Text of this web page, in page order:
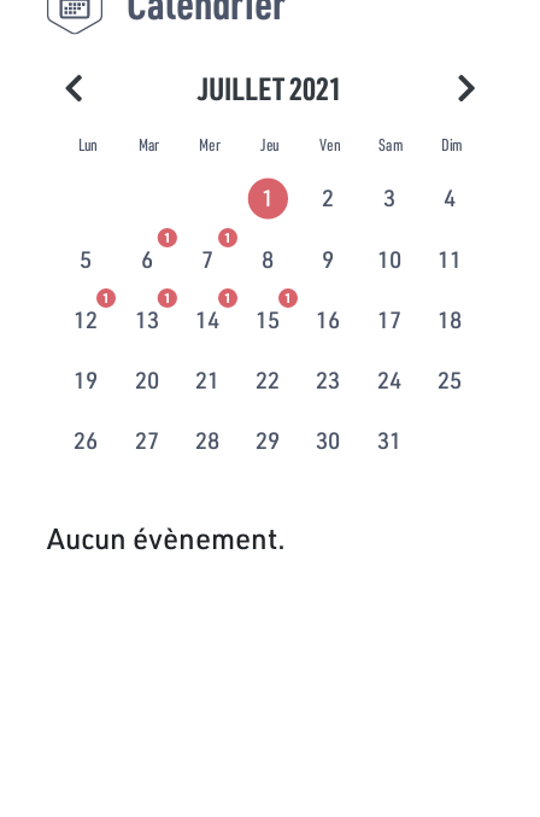
JUILLET 2021
Lun Mar Mer Jeu Ven Sam Dim
1 2 3 4
5 6
1
7
1
8 9 10 11
12
1
13
1
14
1
15
1
16 17 18
19 20 21 22 23 24 25
26 27 28 29 30 31
Aucun évènement.